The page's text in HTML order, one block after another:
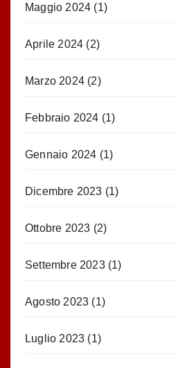
Maggio 2024 (1)
Aprile 2024 (2)
Marzo 2024 (2)
Febbraio 2024 (1)
Gennaio 2024 (1)
Dicembre 2023 (1)
Ottobre 2023 (2)
Settembre 2023(1)
Agosto 2023 (1)
Luglio 2023 (1)